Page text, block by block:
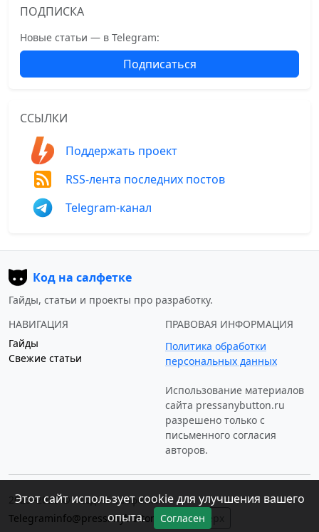
ПОДПИСКА
Новые статьи — в Telegram:
Подписаться
ССЫЛКИ
Поддержать проект
RSS-лента последних постов
Telegram-канал
Код на салфетке
Гайды, статьи и проекты про разработку.
НАВИГАЦИЯ
Гайды
Свежие статьи
ПРАВОВАЯ ИНФОРМАЦИЯ
Политика обработки
персональных данных
Использование материалов
сайта pressanybutton.ru
разрешено только c
письменного согласия
авторов.
2023–2026 © «Код на салфетке»
Telegraminfo@pressanybutton.ru ↑ Наверх
Этот сайт использует cookie для улучшения вашего
опыта.
Согласен